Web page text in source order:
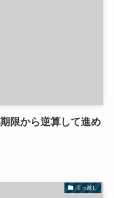
限から逆算して進め
引っ越し